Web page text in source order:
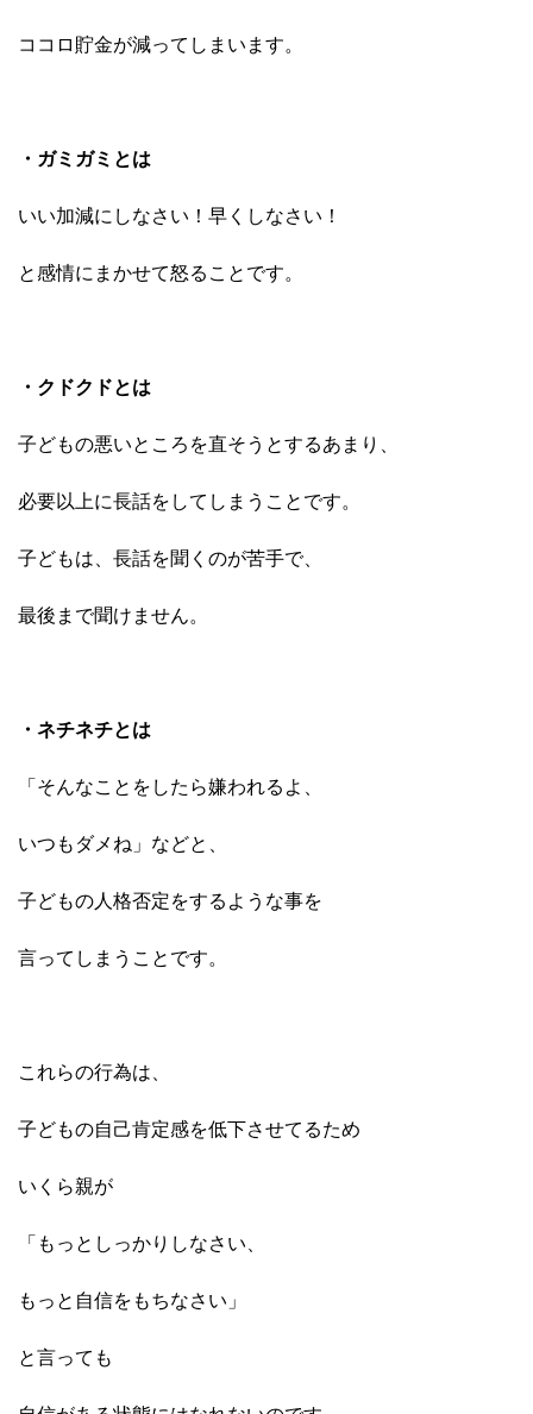
ココロ貯金が減ってしまいます。
・ガミガミとは
いい加減にしなさい！早くしなさい！
と感情にまかせて怒ることです。
・クドクドとは
子どもの悪いところを直そうとするあまり、
必要以上に長話をしてしまうことです。
子どもは、長話を聞くのが苦手で、
最後まで聞けません。
・ネチネチとは
「そんなことをしたら嫌われるよ、
いつもダメね」などと、
子どもの人格否定をするような事を
言ってしまうことです。
これらの行為は、
子どもの自己肯定感を低下させてるため
いくら親が
「もっとしっかりしなさい、
もっと自信をもちなさい」
と言っても